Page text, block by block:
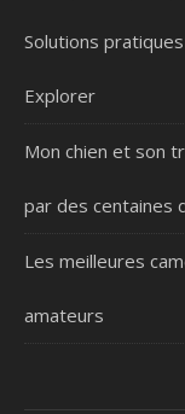
Solutions
Explorer
Mon chien et son
par des centaines
Les meilleures
amateurs